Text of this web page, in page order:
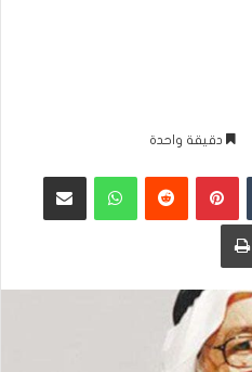
دقيقة واحدة
‏Tumblr بينتيريست
‏Reddit واتساب مشاركة عبر البريد
طباعة